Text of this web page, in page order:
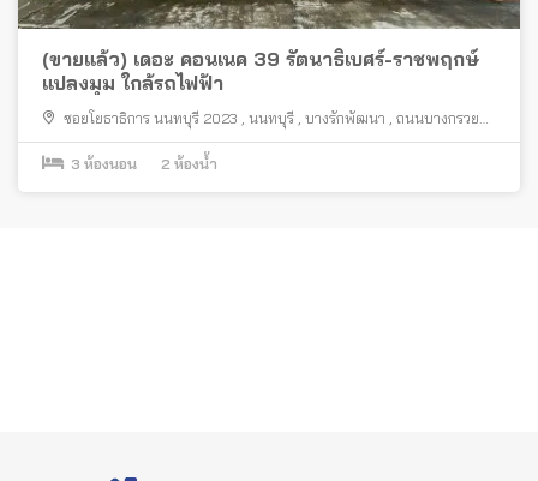
(ขายแล้ว) เดอะ คอนเนค 39 รัตนาธิเบศร์-ราชพฤกษ์
แปลงมุม ใกล้รถไฟฟ้า
ซอยโยธาธิการ นนทบุรี 2023 นนทบุรี บางรักพัฒนา
ถนนบางกรวย
ไทรน้อย , บางบัวทอง
3 ห้องนอน 2 ห้องน้ำ